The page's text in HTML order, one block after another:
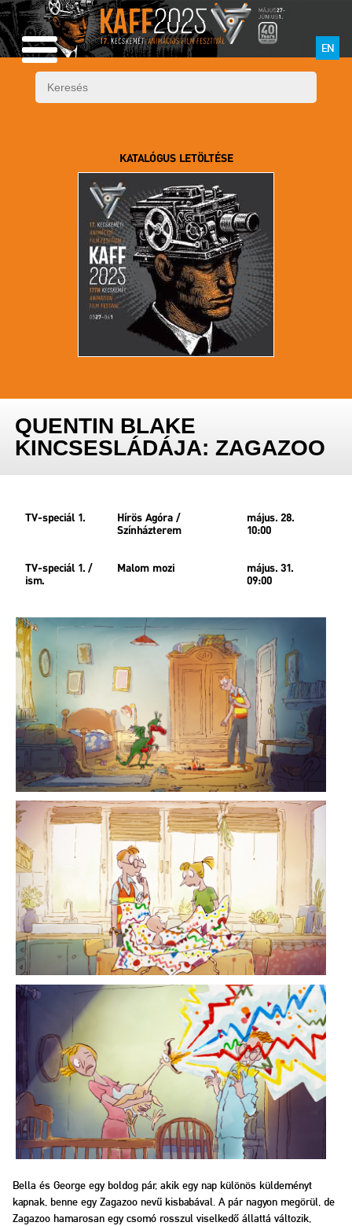
EN
KATALÓGUS LETÖLTÉSE
QUENTIN BLAKE
KINCSESLÁDÁJA: ZAGAZOO
TV-speciál 1.
Hírös Agóra /
Színházterem
május. 28.
10:00
TV-speciál 1. /
ism.
Malom mozi
május. 31.
09:00
Bella és George egy boldog pár, akik egy nap különös küldeményt
kapnak, benne egy Zagazoo nevű kisbabával. A pár nagyon megörül, de
Zagazoo hamarosan egy csomó rosszul viselkedő állattá változik,